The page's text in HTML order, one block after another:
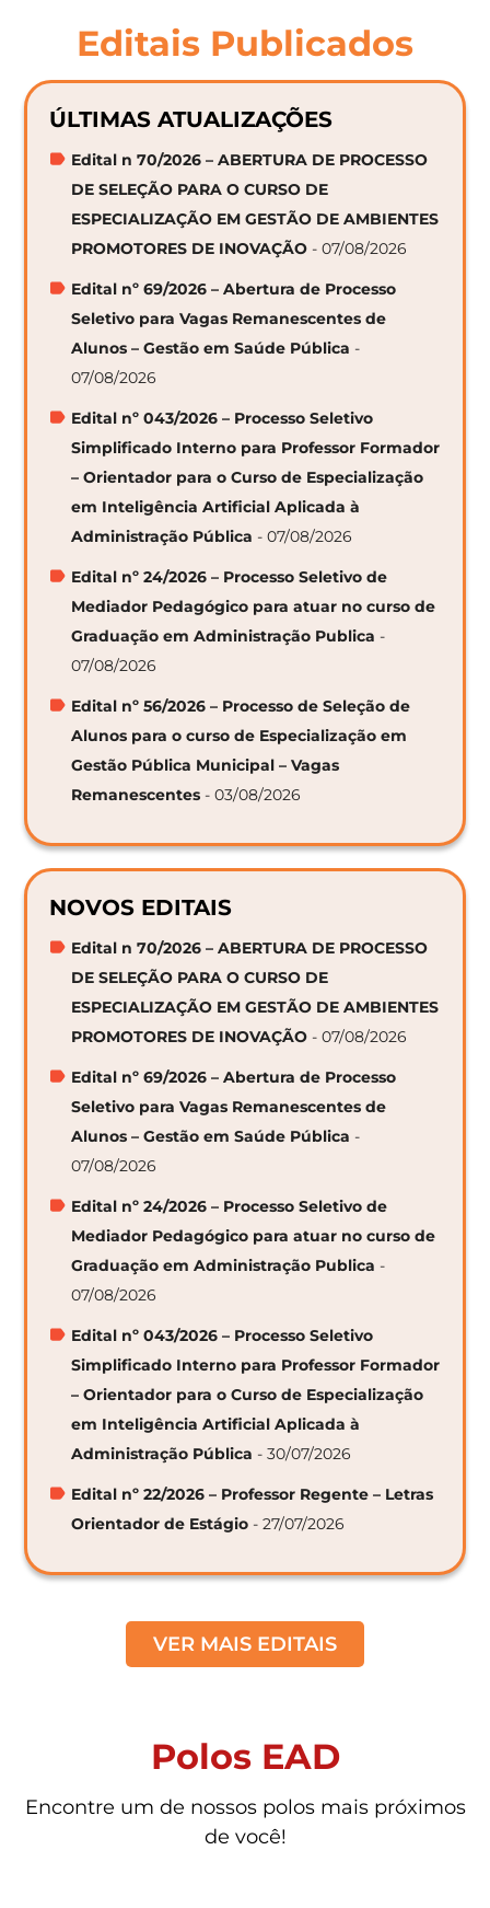
Editais Publicados
ÚLTIMAS ATUALIZAÇÕES
Edital n 70/2026 – ABERTURA DE PROCESSO
DE SELEÇÃO PARA O CURSO DE
ESPECIALIZAÇÃO EM GESTÃO DE AMBIENTES
PROMOTORES DE INOVAÇÃO - 07/08/2026
Edital nº 69/2026 – Abertura de Processo
Seletivo para Vagas Remanescentes de
Alunos – Gestão em Saúde Pública -
07/08/2026
Edital nº 043/2026 – Processo Seletivo
Simplificado Interno para Professor Formador
– Orientador para o Curso de Especialização
em Inteligência Artificial Aplicada à
Administração Pública - 07/08/2026
Edital nº 24/2026 – Processo Seletivo de
Mediador Pedagógico para atuar no curso de
Graduação em Administração Publica -
07/08/2026
Edital nº 56/2026 – Processo de Seleção de
Alunos para o curso de Especialização em
Gestão Pública Municipal – Vagas
Remanescentes - 03/08/2026
NOVOS EDITAIS
Edital n 70/2026 – ABERTURA DE PROCESSO
DE SELEÇÃO PARA O CURSO DE
ESPECIALIZAÇÃO EM GESTÃO DE AMBIENTES
PROMOTORES DE INOVAÇÃO - 07/08/2026
Edital nº 69/2026 – Abertura de Processo
Seletivo para Vagas Remanescentes de
Alunos – Gestão em Saúde Pública -
07/08/2026
Edital nº 24/2026 – Processo Seletivo de
Mediador Pedagógico para atuar no curso de
Graduação em Administração Publica -
07/08/2026
Edital nº 043/2026 – Processo Seletivo
Simplificado Interno para Professor Formador
– Orientador para o Curso de Especialização
em Inteligência Artificial Aplicada à
Administração Pública - 30/07/2026
Edital nº 22/2026 – Professor Regente – Letras
Orientador de Estágio - 27/07/2026
VER MAIS EDITAIS
Polos EAD
Encontre um de nossos polos mais próximos
de você!